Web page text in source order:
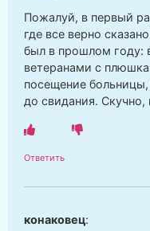
Пожалуй, в первый
где все верно
был в прошлом году:
ветеранами с
посещение
до свидания. Скучно,
Ответить
конаковец: